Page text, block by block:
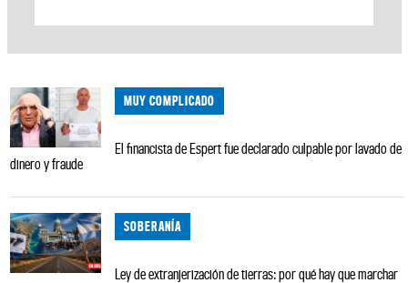
MUY COMPLICADO
El financista de Espert fue declarado culpable por lavado de
dinero y fraude
SOBERANÍA
Ley de extranjerización de tierras: por qué hay que marchar